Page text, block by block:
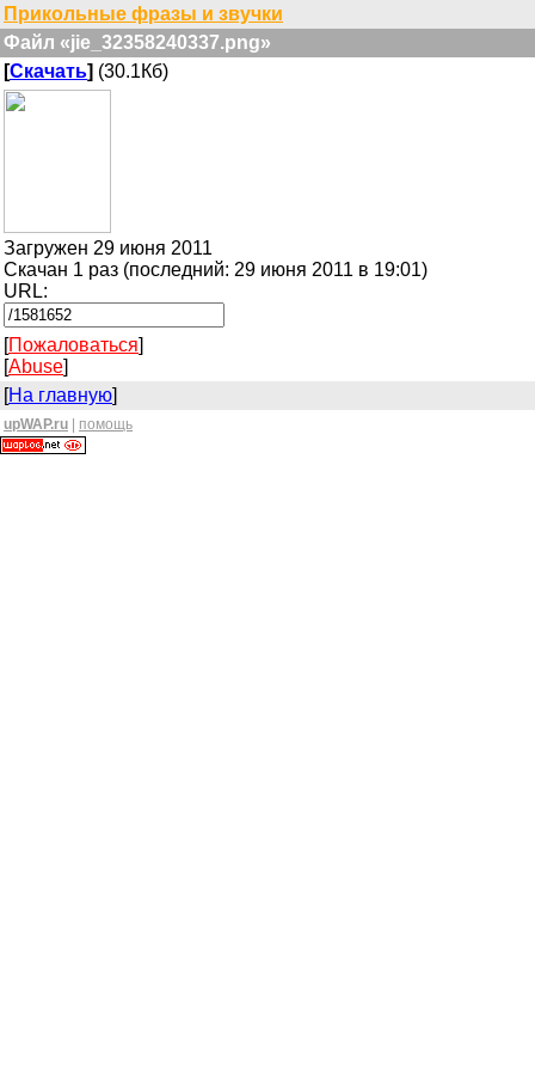
Прикольные фразы и звучки
Файл «jie_32358240337.png»
[Скачать] (30.1Кб)
Загружен 29 июня 2011
Скачан 1 раз (последний: 29 июня 2011 в 19:01)
URL:
[Пожаловаться]
[Abuse]
[На главную]
upWAP.ru помощь